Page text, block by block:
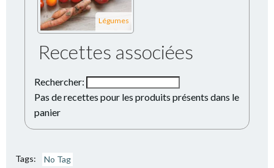
Légumes
Recettes associées
Rechercher:
Pas de recettes pour les produits présents dans le
panier
Tags: No Tag